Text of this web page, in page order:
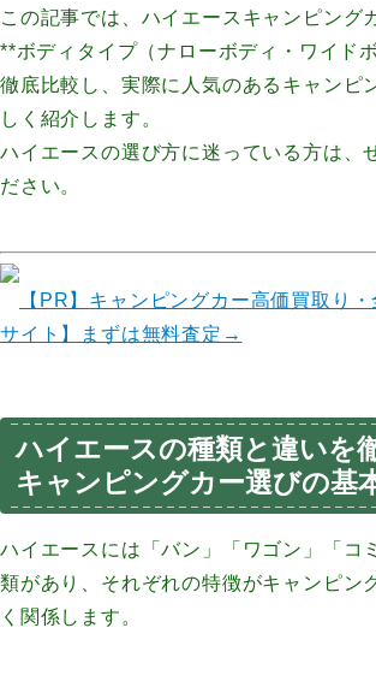
この記事では、ハイエースキャンピング
**ボディタイプ（ナローボディ・ワイド
徹底比較し、実際に人気のあるキャンピ
しく紹介します。
ハイエースの選び方に迷っている方は、
ださい。
【PR】 キャンピングカー高価買取り・
サイト】まずは無料査定→
ハイエースの種類と違いを
キャンピングカー選びの基
ハイエースには「バン」「ワゴン」「コ
類があり、それぞれの特徴がキャンピン
く関係します。